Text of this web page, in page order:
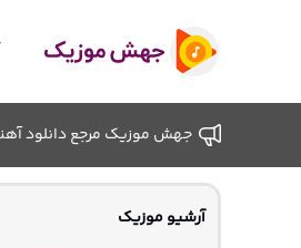
جهش موزیک مرجع دانلود
آرشیو موزیک